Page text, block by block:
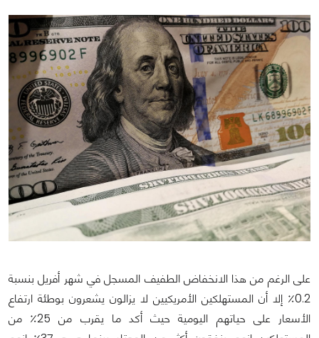
على الرغم من هذا الانخفاض الطفيف المسجل في شهر أفريل بنسبة
0.2٪ إلا أن المستهلكين الأمريكيين لا يزالون يشعرون بوطئة ارتفاع
الأسعار على حياتهم اليومية حيث أكد ما يقرب من 25٪ من